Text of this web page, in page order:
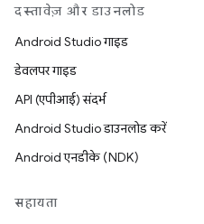
दस्तावेज़ और डाउनलोड
Android Studio गाइड
डेवलपर गाइड
API (एपीआई) संदर्भ
Android Studio डाउनलोड करें
Android एनडीके (NDK)
सहायता